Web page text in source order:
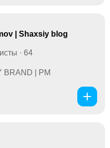
| Shaxsiy blog
· 64
BRAND | PM